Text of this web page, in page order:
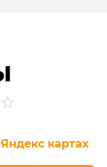
картах